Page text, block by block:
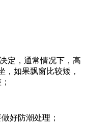
，通常情况下，高
，如果飘窗比较矮，
好防潮处理；